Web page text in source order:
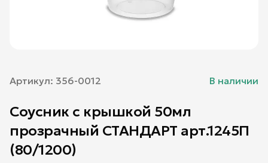
Артикул: 356-0012 В наличии
Соусник с крышкой 50мл
прозрачный СТАНДАРТ арт.1245П
(80/1200)